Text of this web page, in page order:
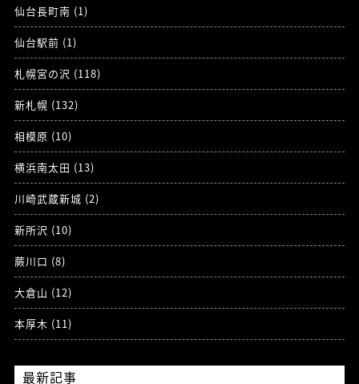
仙台長町南 (1)
仙台駅前 (1)
札幌宮の沢 (118)
新札幌 (132)
相模原 (10)
横浜南太田 (13)
川崎武蔵新城 (2)
新所沢 (10)
蕨川口 (8)
大倉山 (12)
本厚木 (11)
最新記事